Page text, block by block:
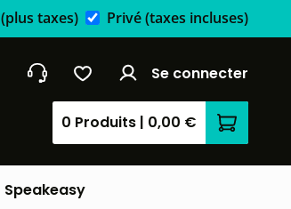
(plus taxes) Privé(taxes incluses)
Se connecter
0 Produits | 0,00 € Le
Speakeasy